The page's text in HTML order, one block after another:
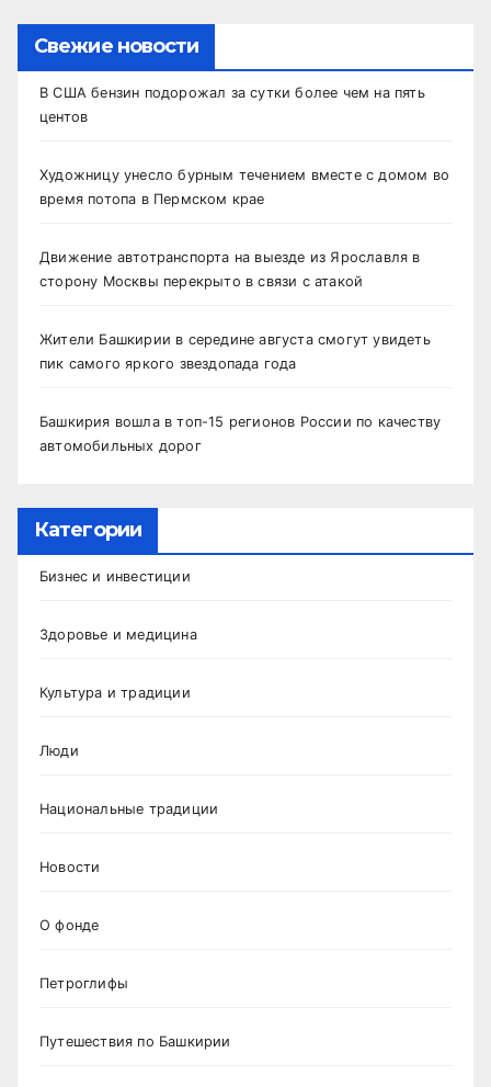
Свежие новости
В США бензин подорожал за сутки более чем на пять
центов
Художницу унесло бурным течением вместе с домом во
время потопа в Пермском крае
Движение автотранспорта на выезде из Ярославля в
сторону Москвы перекрыто в связи с атакой
Жители Башкирии в середине августа смогут увидеть
пик самого яркого звездопада года
Башкирия вошла в топ-15 регионов России по качеству
автомобильных дорог
Категории
Бизнес и инвестиции
Здоровье и медицина
Культура и традиции
Люди
Национальные традиции
Новости
О фонде
Петроглифы
Путешествия по Башкирии